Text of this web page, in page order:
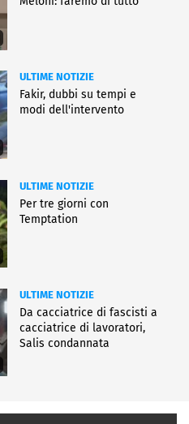
ULTIME NOTIZIE
Fakir, dubbi su tempi e
modi dell'intervento
ULTIME NOTIZIE
Per tre giorni con
Temptation
ULTIME NOTIZIE
Da cacciatrice di fascisti a
cacciatrice di lavoratori,
Salis condannata